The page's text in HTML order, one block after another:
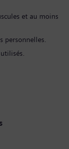
et au moins
personnelles.